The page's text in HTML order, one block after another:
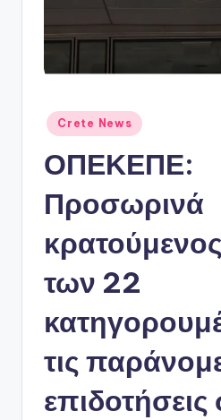
P
o
Αναρτήθηκε
σε
Crete News
ΟΠΕΚΕΠΕ:
Προσωρινά
των 22
τις
επιδοτήσεις